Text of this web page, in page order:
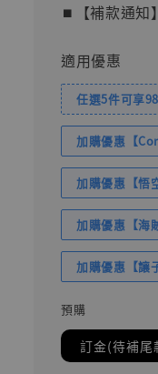
⏹︎【補款通知
適用優惠
任選5件可享
加購優惠【
加購優惠【悟
加購優惠【海
加購優惠【讓
預購
訂金(待補尾